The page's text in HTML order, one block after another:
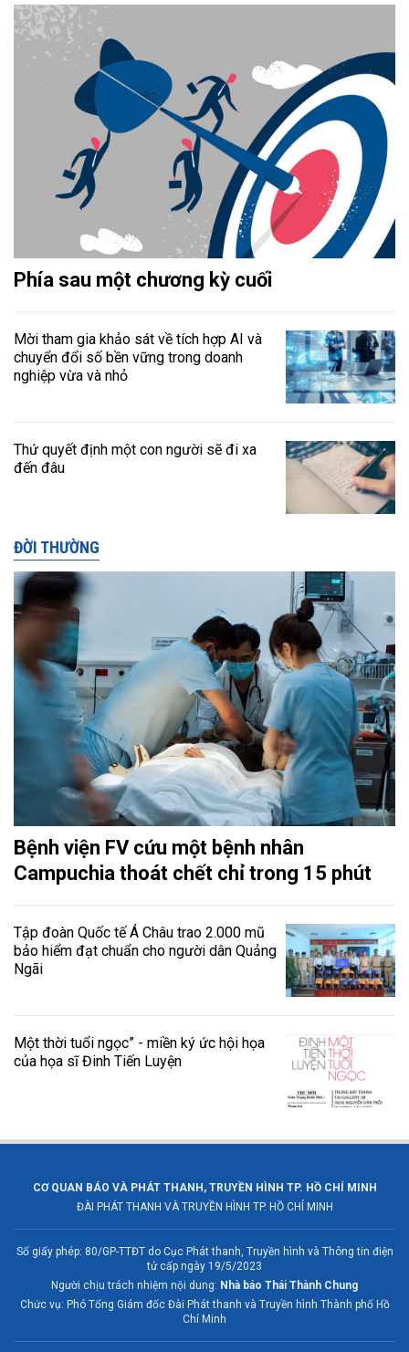
Phía sau một chương kỳ cuối
Mời tham gia khảo sát về tích hợp AI và
chuyển đổi số bền vững trong doanh
nghiệp vừa và nhỏ
Thứ quyết định một con người sẽ đi xa
đến đâu
ĐỜI THƯỜNG
Bệnh viện FV cứu một bệnh nhân
Campuchia thoát chết chỉ trong 15 phút
Tập đoàn Quốc tế Á Châu trao 2.000 mũ
bảo hiểm đạt chuẩn cho người dân Quảng
Ngãi
Một thời tuổi ngọc” - miền ký ức hội họa
của họa sĩ Đinh Tiến Luyện
CƠ QUAN BÁO VÀ PHÁT THANH, TRUYỀN HÌNH TP. HỒ CHÍ MINH
ĐÀI PHÁT THANH VÀ TRUYỀN HÌNH TP. HỒ CHÍ MINH
Số giấy phép: 80/GP-TTĐT do Cục Phát thanh, Truyền hình và Thông tin điện
tử cấp ngày 19/5/2023
Người chịu trách nhiệm nội dung: Nhà báo Thái Thành Chung
Chức vụ: Phó Tổng Giám đốc Đài Phát thanh và Truyền hình Thành phố Hồ
Chí Minh